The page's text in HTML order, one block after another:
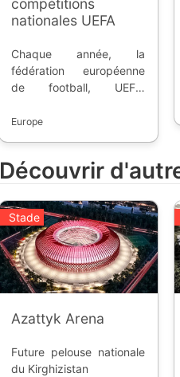
compétitions
nationales UEFA
Chaque année, la
fédération européenne
de football, UEFA,
championnats dans la
d'Europe. Faisons le tour
des stades des
vainqueurs.
Europe
Découvrir
Stade
Azattyk Arena
Future pelouse nationale
du Kirghizistan